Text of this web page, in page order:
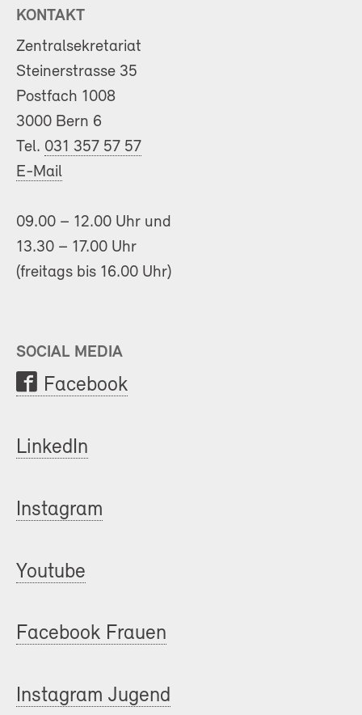
KONTAKT
Zentralsekretariat
Steinerstrasse 35
Postfach 1008
3000 Bern 6
Tel. 031 357 57 57
E-Mail
09.00 – 12.00 Uhr und
13.30 – 17.00 Uhr
(freitags bis 16.00 Uhr)
SOCIAL MEDIA
Facebook
LinkedIn
Instagram
Youtube
Facebook Frauen
Instagram Jugend